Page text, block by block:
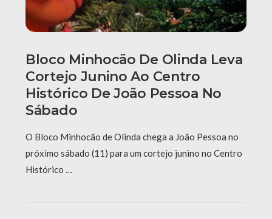
Bloco Minhocão De Olinda Leva
Cortejo Junino Ao Centro
Histórico De João Pessoa No
Sábado
O Bloco Minhocão de Olinda chega a João Pessoa no
próximo sábado (11) para um cortejo junino no Centro
Histórico …